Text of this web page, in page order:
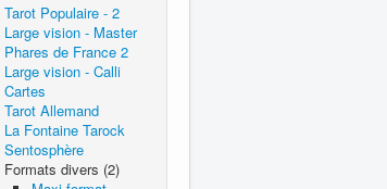
Tarot Populaire - 2
Large vision - Master
Phares de France 2
Large vision - Calli
Cartes
Tarot Allemand
La Fontaine Tarock
Sentosphère
Formats divers (2)